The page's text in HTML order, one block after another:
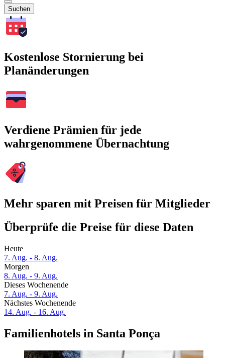
Suchen
Kostenlose Stornierung bei
Planänderungen
Verdiene Prämien für jede
wahrgenommene Übernachtung
Mehr sparen mit Preisen für Mitglieder
Überprüfe die Preise für diese Daten
Heute
7. Aug. - 8. Aug.
Morgen
8. Aug. - 9. Aug.
Dieses Wochenende
7. Aug. - 9. Aug.
Nächstes Wochenende
14. Aug. - 16. Aug.
Familienhotels in Santa Ponça